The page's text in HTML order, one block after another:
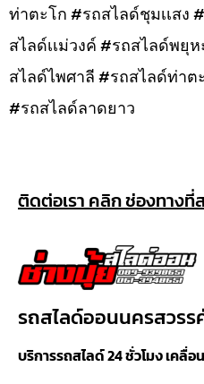
ท่าตะโก #รถสไลด์ชุมเเสง
สไลด์เเม่วงค์ #รถสไลด์พยุ
สไลด์ไพศาลี #รถสไลด์ท่าต
#รถสไลด์ลาดยาว
ติดต่อเรา คลิก ช่องทางที่
รถสไลด์ออนนครสวรร
บริการรถสไลด์ 24 ชั่วโมง เคลื่